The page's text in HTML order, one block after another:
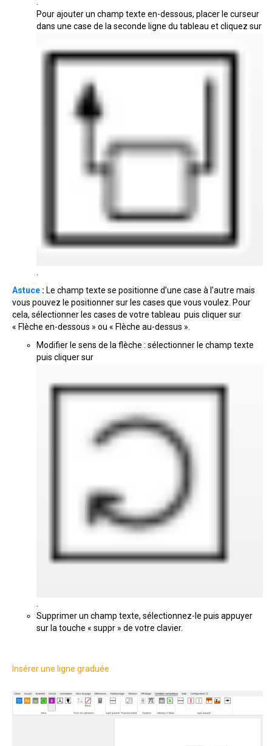
.
Pour ajouter un champ texte en-dessous, placer le curseur
dans une case de la seconde ligne du tableau et cliquez sur
Astuce : Le champ texte se positionne d’une case à l’autre mais
vous pouvez le positionner sur les cases que vous voulez. Pour
cela, sélectionner les cases de votre tableau puis cliquer sur
« Flèche en-dessous » ou « Flèche au-dessus ».
Modifier le sens de la flèche : sélectionner le champ texte
puis cliquer sur
Supprimer un champ texte, sélectionnez-le puis appuyer
sur la touche « suppr » de votre clavier.
Insérer une ligne graduée